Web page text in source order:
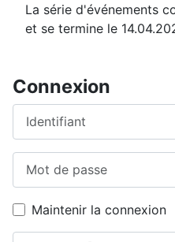
La série d'événements
et se termine le
Connexion
Maintenir la connexion